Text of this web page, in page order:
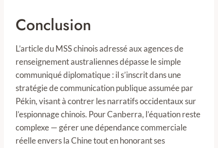
Conclusion
L’article du MSS chinois adressé aux agences de
renseignement australiennes dépasse le simple
communiqué diplomatique : il s’inscrit dans une
stratégie de communication publique assumée par
Pékin, visant à contrer les narratifs occidentaux sur
l’espionnage chinois. Pour Canberra, l’équation reste
complexe — gérer une dépendance commerciale
réelle envers la Chine tout en honorant ses